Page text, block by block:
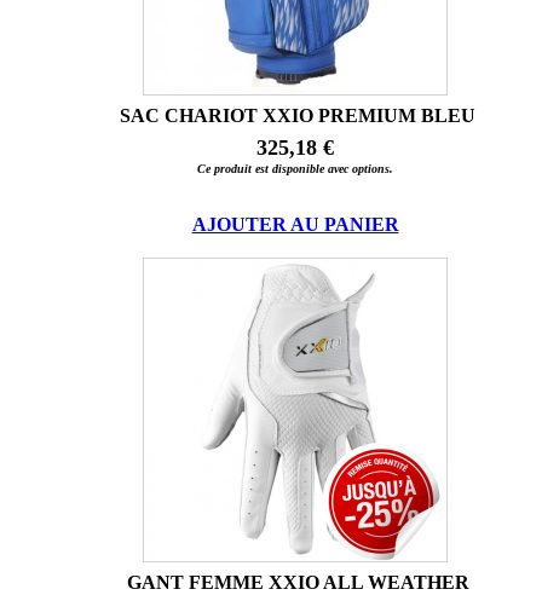
SAC CHARIOT XXIO PREMIUM BLEU
325,18 €
Ce produit est disponible avec options.
AJOUTER AU PANIER
GANT FEMME XXIO ALL WEATHER